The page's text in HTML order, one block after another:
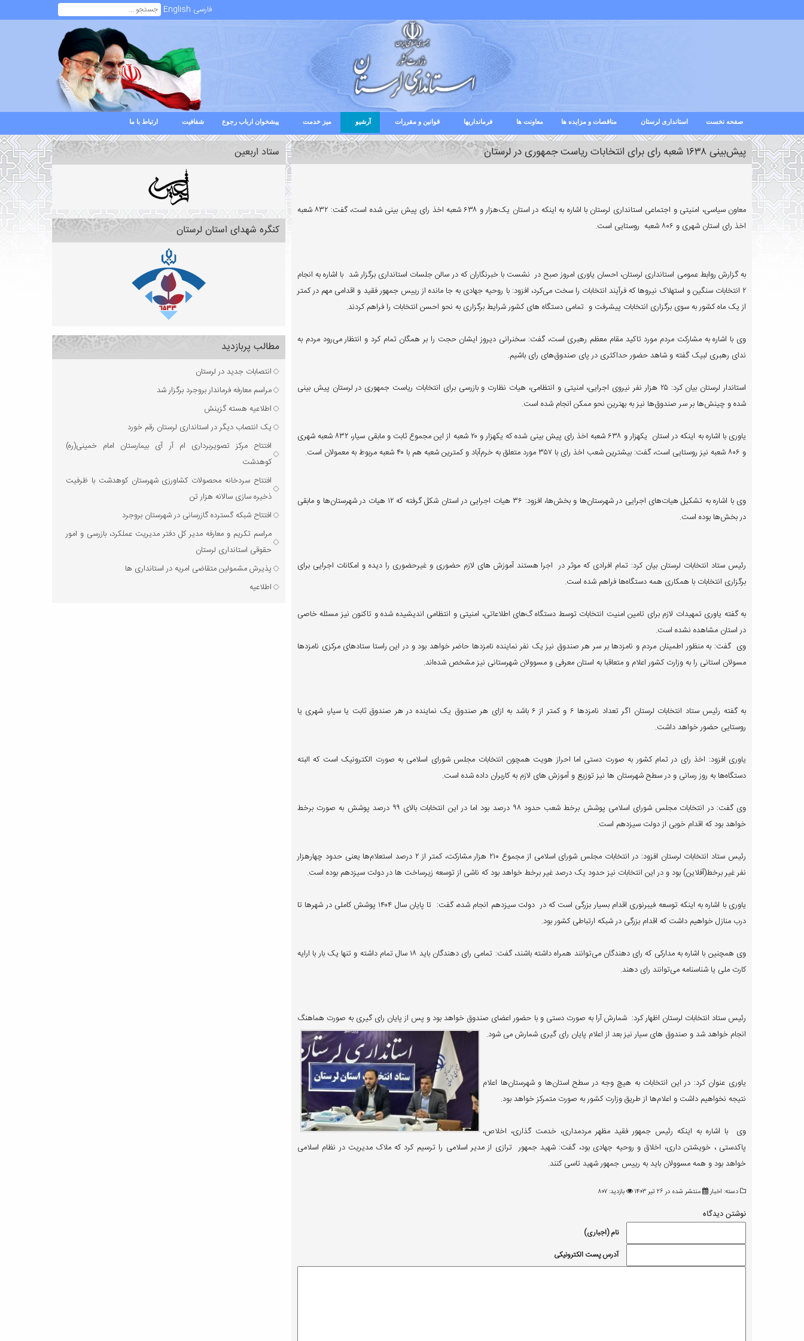
فارسی English
صفحه نخست استانداری لرستان مناقصات و مزایده ها معاونت ها فرمانداریها قوانین و مقررات آرشیو میز خدمت پیشخوان ارباب رجوع شفافیت ارتباط با ما
پیش‌بینی ۱۶۳۸ شعبه رای برای انتخابات ریاست جمهوری در لرستان
معاون سیاسی، امنیتی و اجتماعی استانداری لرستان با اشاره به اینکه در استان یک‌هزار و ۶۳۸ شعبه اخذ رای پیش بینی شده است، گفت: ۸۳۲ شعبه
اخذ رای استان شهری و ۸۰۶ شعبه روستایی است.
به گزارش روابط عمومی استانداری لرستان، احسان یاوری امروز صبح در نشست با خبرنگاران که در سالن جلسات استانداری برگزار شد با اشاره به انجام
۲ انتخابات سنگین و استهلاک نیروها که فرآیند انتخابات را سخت می‌کرد، افزود: با روحیه جهادی به جا مانده از رییس جمهور فقید و اقدامی مهم در کمتر
از یک ماه کشور به سوی برگزاری انتخابات پیشرفت و تمامی دستگاه های کشور شرایط برگزاری به نحو احسن انتخابات را فراهم کردند.
وی با اشاره به مشارکت مردم مورد تاکید مقام معظم رهبری است، گفت: سخنرانی دیروز ایشان حجت را بر همگان تمام کرد و انتظار می‌رود مردم به
ندای رهبری لبیک گفته و شاهد حضور حداکثری در پای صندوق‌های رای باشیم.
استاندار لرستان بیان کرد: ۲۵ هزار نفر نیروی اجرایی، امنیتی و انتظامی، هیات نظارت و بازرسی برای انتخابات ریاست جمهوری در لرستان پیش بینی
شده و چینش‌ها بر سر صندوق‌ها نیز به بهترین نحو ممکن انجام شده است.
یاوری با اشاره به اینکه در استان یکهزار و ۶۳۸ شعبه اخذ رای پیش بینی شده که یکهزار و ۲۰ شعبه از این مجموع ثابت و مابقی سیار، ۸۳۲ شعبه شهری
و ۸۰۶ شعبه نیز روستایی است، گفت: بیشترین شعب اخذ رای با ۳۵۷ مورد متعلق به خرم‌آباد و کمترین شعبه هم با ۴۰ شعبه مربوط به معمولان است.
وی با اشاره به تشکیل هیات‌های اجرایی در شهرستان‌ها و بخش‌ها، افزود: ۳۶ هیات اجرایی در استان شکل گرفته که ۱۲ هیات در شهرستان‌ها و مابقی
در بخش‌ها بوده است.
رئیس ستاد انتخابات لرستان بیان کرد: تمام افرادی که موثر در اجرا هستند آموزش های لازم حضوری و غیرحضوری را دیده و امکانات اجرایی برای
برگزاری انتخابات با همکاری همه دستگاه‌ها فراهم شده است.
به گفته یاوری تمهیدات لازم برای تامین امنیت انتخابات توسط دستگاه گ‌های اطلاعاتی، امنیتی و انتظامی اندیشیده شده و تاکنون نیز مسئله خاصی
در استان مشاهده نشده است.
وی گفت: به منظور اطمینان مردم و نامزدها بر سر هر صندوق نیز یک نفر نماینده نامزدها حاضر خواهد بود و در این راستا ستادهای مرکزی نامزدها
مسولان استانی را به وزارت کشور اعلام و متعاقبا به استان معرفی و مسوولان شهرستانی نیز مشخص شده‌اند.
به گفته رئیس ستاد انتخابات لرستان اگر تعداد نامزدها ۶ و کمتر از ۶ باشد به ازای هر صندوق یک نماینده در هر صندوق ثابت یا سیار، شهری یا
روستایی حضور خواهد داشت.
یاوری افزود: اخذ رای در تمام کشور به صورت دستی اما احراز هویت همچون انتخابات مجلس شورای اسلامی به صورت الکترونیک است که البته
دستگاه‌ها به روز رسانی و در سطح شهرستان ها نیز توزیع و آموزش های لازم به کاربران داده شده است.
وی گفت: در انتخابات مجلس شورای اسلامی پوشش برخط شعب حدود ۹۸ درصد بود اما در این انتخابات بالای ۹۹ درصد پوشش به صورت برخط
خواهد بود که اقدام خوبی از دولت سیزدهم است.
رئیس ستاد انتخابات لرستان افزود: در انتخابات مجلس شورای اسلامی از مجموع ۲۱۰ هزار مشارکت، کمتر از ۲ درصد استعلام‌ها یعنی حدود چهارهزار
نفر غیر برخط(آفلاین) بود و در این انتخابات نیز حدود یک درصد غیر برخط خواهد بود که ناشی از توسعه زیرساخت ها در دولت سیزدهم بوده است.
یاوری با اشاره به اینکه توسعه فیبرنوری اقدام بسیار بزرگی است که در دولت سیزدهم انجام شده، گفت: تا پایان سال ۱۴۰۴ پوشش کاملی در شهرها تا
درب منازل خواهیم داشت که اقدام بزرگی در شبکه ارتباطی کشور بود.
وی همچنین با اشاره به مدارکی که رای دهندگان می‌توانند همراه داشته باشند، گفت: تمامی رای دهندگان باید ۱۸ سال تمام داشته و تنها یک بار با ارایه
کارت ملی یا شناسنامه می‌توانند رای دهند.
رئیس ستاد انتخابات لرستان اظهار کرد: شمارش آرا به صورت دستی و با حضور اعضای صندوق خواهد بود و پس از پایان رای گیری به صورت هماهنگ
انجام خواهد شد و صندوق های سیار نیز بعد از اعلام پایان رای گیری شمارش می شود.
یاوری عنوان کرد: در این انتخابات به هیچ وجه در سطح استان‌ها و شهرستان‌ها اعلام
نتیجه نخواهیم داشت و اعلام‌ها از طریق وزارت کشور به صورت متمرکز خواهد بود.
وی با اشاره به اینکه رئیس جمهور فقید مظهر مردمداری، خدمت گذاری، اخلاص،
پاکدستی ، خویشتن داری، اخلاق و روحیه جهادی بود، گفت: شهید جمهور ترازی از مدیر اسلامی را ترسیم کرد که ملاک مدیریت در نظام اسلامی
خواهد بود و همه مسوولان باید به رییس جمهور شهید تاسی کنند.
دسته: اخبار منتشر شده در ۲۶ تیر ۱۴۰۳ بازدید: ۸۰۷
نوشتن دیدگاه
نام (اجباری)
آدرس پست الکترونیکی
ستاد اربعین
کنگره شهدای استان لرستان
مطالب پربازدید
انتصابات جدید در لرستان
مراسم معارفه فرماندار بروجرد برگزار شد
اطلاعیه هسته گزینش
یک انتصاب دیگر در استانداری لرستان رقم خورد
افتتاح مرکز تصویربرداری ام آر آی بیمارستان امام خمینی(ره)
کوهدشت
افتتاح سردخانه محصولات کشاورزی شهرستان کوهدشت با ظرفیت
ذخیره‌ سازی سالانه هزار تن
افتتاح شبکه گسترده گازرسانی در شهرستان بروجرد
مراسم تکریم و معارفه مدیر کل دفتر مدیریت عملکرد، بازرسی و امور
حقوقی استانداری لرستان
پذیرش مشمولین متقاضی امریه در استانداری ها
اطلاعیه